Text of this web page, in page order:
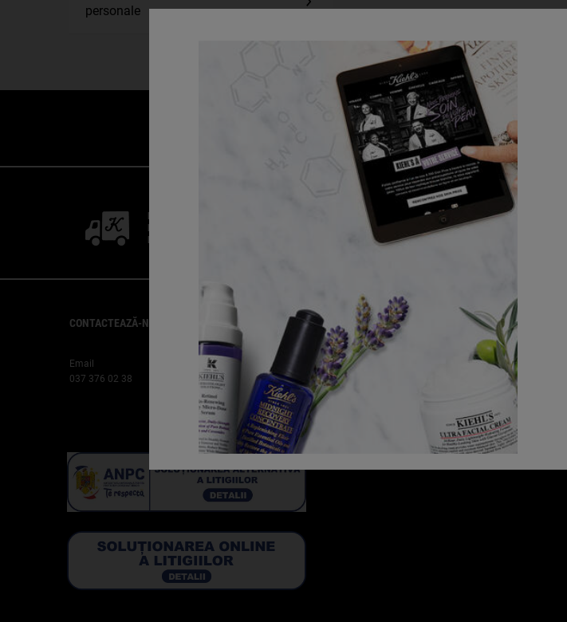
personale
OFERTE SPECIALE
CONTACTEAZĂ-NE
Email
037 376 02 38
RELAȚII CLIENȚI
Găsește un magazin Kiehl's
Plasare Comandă
Întrebări Frecvente
Livrări
Retururi
Cariere
DESPRE KIEHL'S
Istoria Kiehl"s